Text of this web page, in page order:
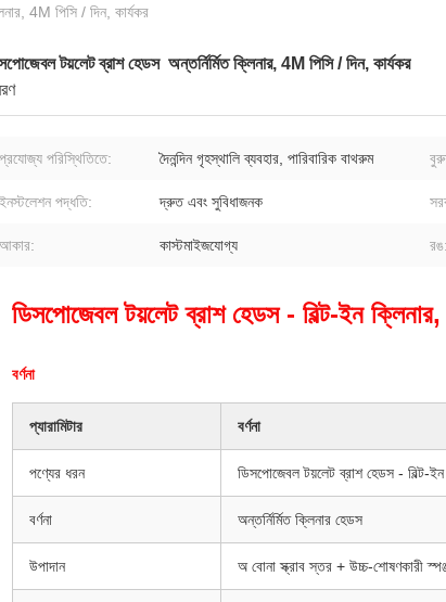
4M পিসি / দিন, কার্যকর
টয়লেট ব্রাশ হেডস ️ অন্তর্নির্মিত ক্লিনার, 4M পিসি / দিন, কার্যকর
প্রযোজ্য পরিস্থিতিতে: দৈনন্দিন গৃহস্থালি ব্যবহার, পারিবারিক বাথরুম
ইনস্টলেশন পদ্ধতি: দ্রুত এবং সুবিধাজনক
আকার: কাস্টমাইজযোগ্য রঙ:
ডিসপোজেবল টয়লেট ব্রাশ হেডস - বিল্ট-ইন ক্লিনার,
বর্ণনা
প্যারামিটার বর্ণনা
পণ্যের ধরন ডিসপোজেবল টয়লেট ব্রাশ হেডস - বিল্ট-ইন
বর্ণনা অন্তর্নির্মিত ক্লিনার হেডস
উপাদান অ বোনা স্ক্রাব স্তর + উচ্চ-শোষণকারী